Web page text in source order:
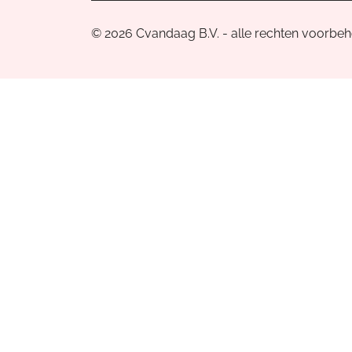
© 2026 Cvandaag B.V. - alle rechten